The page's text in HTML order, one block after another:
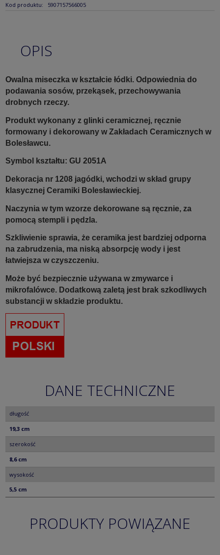
Kod produktu: 5907157566005
OPIS
Owalna miseczka w kształcie łódki. Odpowiednia do
podawania sosów, przekąsek, przechowywania
drobnych rzeczy.
Produkt wykonany z glinki ceramicznej, ręcznie
formowany i dekorowany w Zakładach Ceramicznych w
Bolesławcu.
Symbol kształtu: GU 2051A
Dekoracja nr 1208 jagódki, wchodzi w skład grupy
klasycznej Ceramiki Bolesławieckiej.
Naczynia w tym wzorze dekorowane są ręcznie, za
pomocą stempli i pędzla.
Szkliwienie sprawia, że ceramika jest bardziej odporna
na zabrudzenia, ma niską absorpcję wody i jest
łatwiejsza w czyszczeniu.
Może być bezpiecznie używana w zmywarce i
mikrofalówce. Dodatkową zaletą jest brak szkodliwych
substancji w składzie produktu.
DANE TECHNICZNE
długość
19,3 cm
szerokość
8,6 cm
wysokość
5,5 cm
PRODUKTY POWIĄZANE